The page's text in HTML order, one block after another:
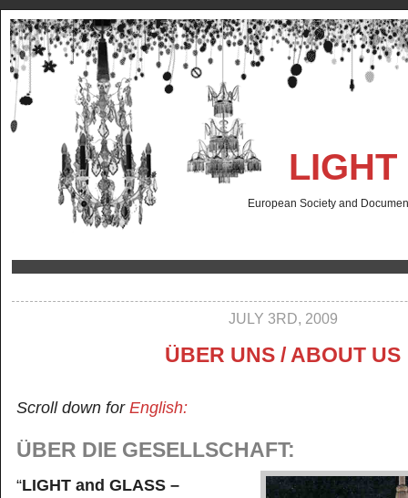
European Society and
JULY 3RD, 2009
ÜBER UNS / ABOUT US
Scroll down for English:
ÜBER DIE GESELLSCHAFT:
“LIGHT and GLASS –